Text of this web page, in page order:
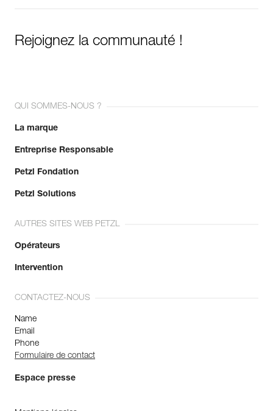
Rejoignez la communauté !
QUI SOMMES-NOUS ?
La marque
Entreprise Responsable
Petzl Fondation
Petzl Solutions
AUTRES SITES WEB PETZL
Opérateurs
Intervention
CONTACTEZ-NOUS
Name
Email
Phone
Formulaire de contact
Espace presse